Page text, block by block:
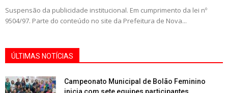
Suspensão da publicidade institucional. Em cumprimento da lei nº
9504/97. Parte do conteúdo no site da Prefeitura de Nova...
ÚLTIMAS NOTÍCIAS
Campeonato Municipal de Bolão Feminino
inicia com sete equipes participantes